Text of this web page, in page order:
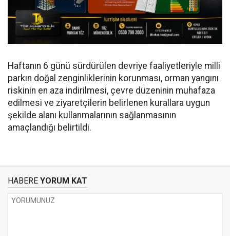
Haftanın 6 günü sürdürülen devriye faaliyetleriyle milli
parkın doğal zenginliklerinin korunması, orman yangını
riskinin en aza indirilmesi, çevre düzeninin muhafaza
edilmesi ve ziyaretçilerin belirlenen kurallara uygun
şekilde alanı kullanmalarının sağlanmasının
amaçlandığı belirtildi.
HABERE YORUM KAT